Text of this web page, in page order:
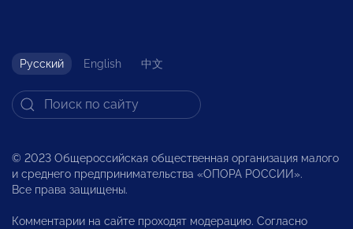
Русский English 中文
© 2023 Общероссийская общественная организация малого
и среднего предпринимательства «ОПОРА РОССИИ».
Все права защищены.
Комментарии на сайте проходят модерацию. Согласно